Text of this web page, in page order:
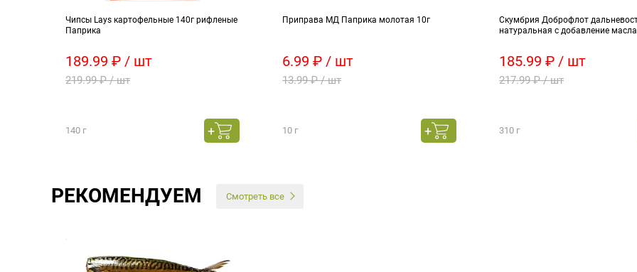
Чипсы Lays картофельные 140г рифленые
Паприка
189.99 ₽ / шт
219.99 ₽ / шт
140 г
Приправа МД Паприка молотая 10г
6.99 ₽ / шт
13.99 ₽ / шт
10 г
Скумбрия Доброфлот
натуральная с добавление
185.99 ₽ / шт
217.99 ₽ / шт
310 г
РЕКОМЕНДУЕМ Смотреть все